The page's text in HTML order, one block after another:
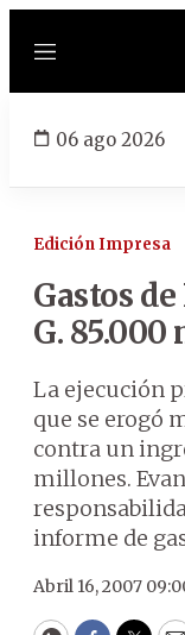
Menú
06 ago 2026
Edición Impresa
Gastos
G.
La ejecución
que se erogó
contra un
millones.
informe de
Abril 16, 2007